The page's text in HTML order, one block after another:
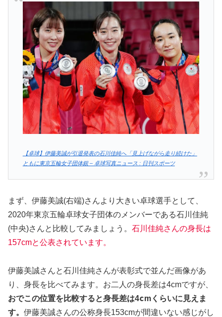
【卓球】伊藤美誠が引退発表の石川佳純へ「見上げながら走り続けた」
ともに東京五輪女子団体銀 – 卓球写真ニュース : 日刊スポーツ
まず、伊藤美誠(右端)さんより大きい卓球選手として、
2020年東京五輪卓球女子団体のメンバーである石川佳純
(中央)さんと比較してみましょう。 石川佳純さんの身長は
157cmと公表されています。
伊藤美誠さんと石川佳純さんが表彰式で並んだ画像があ
り、身長を比べてみます。お二人の身長差は4cmですが、
おでこの位置を比較すると身長差は4cmくらいに見えま
す。 伊藤美誠さんの公称身長153cmが間違いない感じがし